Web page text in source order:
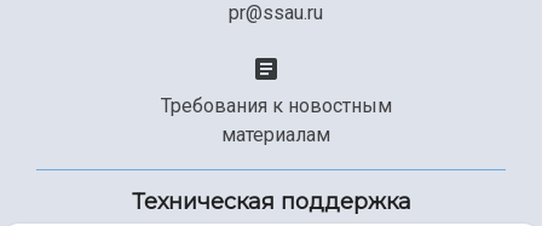
pr@ssau.ru
Требования к новостным
материалам
Техническая поддержка